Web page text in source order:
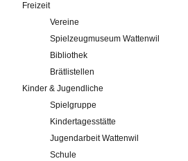
Freizeit
Vereine
Spielzeugmuseum Wattenwil
Bibliothek
Brätlistellen
Kinder & Jugendliche
Spielgruppe
Kindertagesstätte
Jugendarbeit Wattenwil
Schule